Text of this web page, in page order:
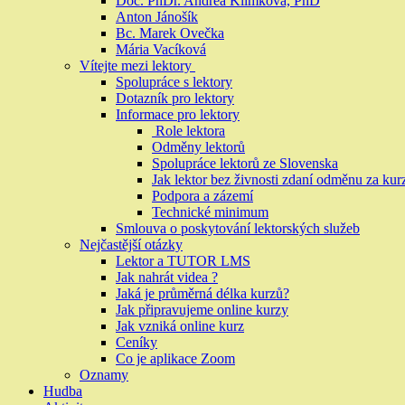
Anton Jánošík
Bc. Marek Ovečka
Mária Vacíková
Vítejte mezi lektory
Spolupráce s lektory
Dotazník pro lektory
Informace pro lektory
Role lektora
Odměny lektorů
Spolupráce lektorů ze Slovenska
Jak lektor bez živnosti zdaní odměnu za
Podpora a zázemí
Technické minimum
Smlouva o poskytování lektorských služeb
Nejčastější otázky
Lektor a TUTOR LMS
Jak nahrát videa ?
Jaká je průměrná délka kurzů?
Jak připravujeme online kurzy
Jak vzniká online kurz
Ceníky
Co je aplikace Zoom
Oznamy
Hudba